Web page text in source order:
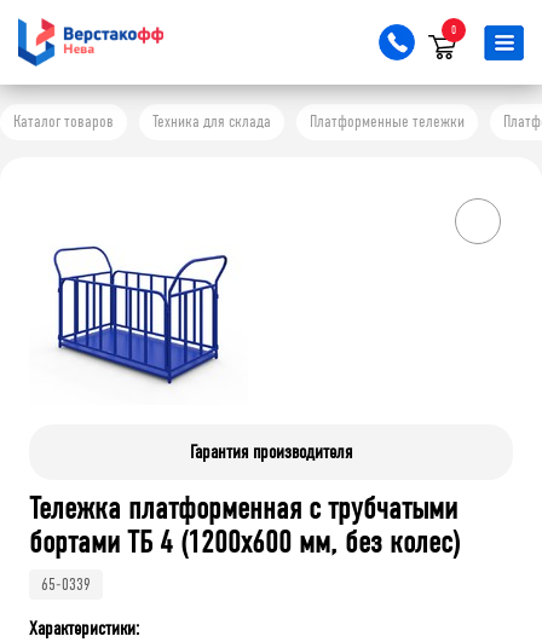
0
Каталог товаров Техника для склада Платформенные тележки
Гарантия производителя
Тележка платформенная с трубчатыми
бортами ТБ 4 (1200x600 мм, без колес)
65-0339
Характеристики: